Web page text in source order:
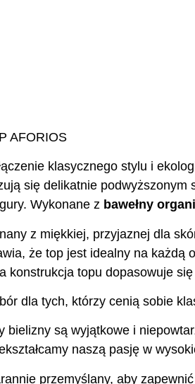
AFORIOS
klasycznego stylu i
się delikatnie
Wykonane z bawełny
z miękkiej, przyjaznej dla
że top jest idealny na
konstrukcja topu dopasowuje
dla tych, którzy cenią sobie
bielizny są wyjątkowe i
naszą pasję w
przemyślany, aby